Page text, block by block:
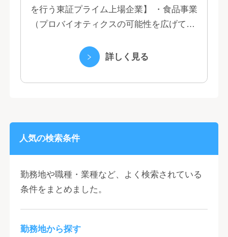
を行う東証プライム上場企業】 ・食品事業
（プロバイオティクスの可能性を広げてい
る優れた機能性飲料） ・国際事業（40の
詳しく見る
人気の検索条件
勤務地や職種・業種など、よく検索されている
条件をまとめました。
勤務地から探す